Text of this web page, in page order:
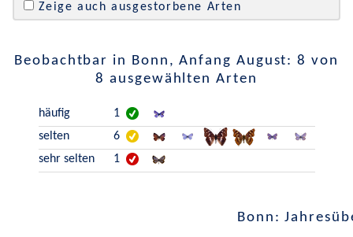
Zeige auch ausgestorbene Arten
Beobachtbar in Bonn, Anfang August: 8 von
8 ausgewählten Arten
häufig
1
selten
6
sehr selten
1
Bonn: